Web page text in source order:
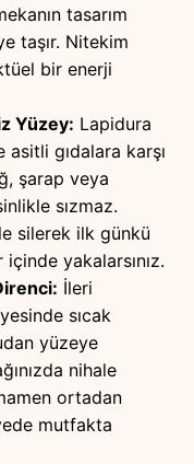
tasarım
taşır. Nitekim
bir enerji
Yüzey: Lapidura
asitli gıdalara karşı
şarap veya
sızmaz.
silerek ilk günkü
yakalarsınız.
İleri
sıcak
yüzeye
nihale
ortadan
mutfakta